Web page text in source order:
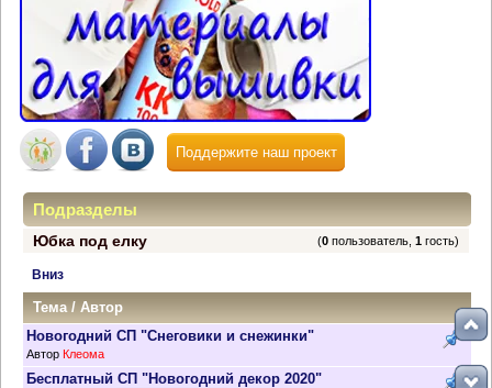
Поддержите наш проект
Подразделы
Юбка под елку (0 пользователь,1 гость)
Вниз
Тема /Автор
Новогодний СП "Снеговики и снежинки"
Автор Клеома
Бесплатный СП "Новогодний декор 2020"